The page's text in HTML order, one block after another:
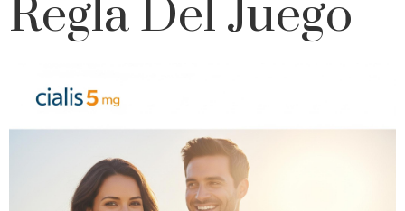
Regla Del Juego